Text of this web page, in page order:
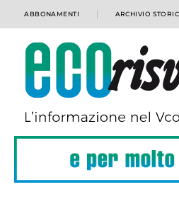
ABBONAMENTI ARCHIVIO